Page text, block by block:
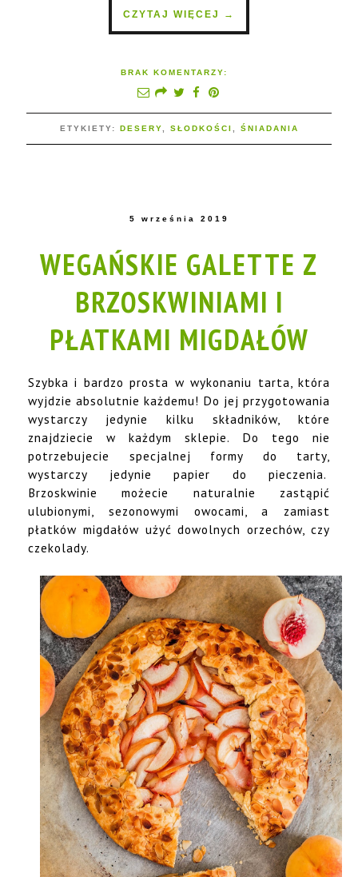
CZYTAJ WIĘCEJ →
BRAK KOMENTARZY:
ETYKIETY: DESERY SŁODKOŚCI ŚNIADANIA
5 września 2019
WEGAŃSKIE GALETTE Z
BRZOSKWINIAMI I
PŁATKAMI MIGDAŁÓW
Szybka i bardzo prosta w wykonaniu tarta, która
wyjdzie absolutnie każdemu! Do jej przygotowania
wystarczy jedynie kilku składników, które
znajdziecie w każdym sklepie. Do tego nie
potrzebujecie specjalnej formy do tarty,
wystarczy jedynie papier do pieczenia.
Brzoskwinie możecie naturalnie zastąpić
ulubionymi, sezonowymi owocami, a zamiast
płatków migdałów użyć dowolnych orzechów, czy
czekolady.